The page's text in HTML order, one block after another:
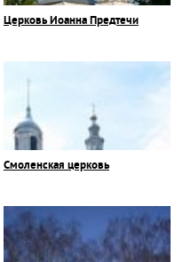
Церковь Иоанна Предтечи
Смоленская церковь